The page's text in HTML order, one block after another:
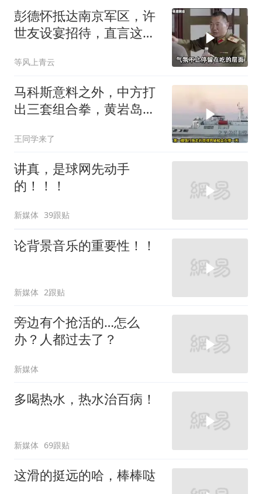
彭德怀抵达南京军区，许
世友设宴招待，直言这是
等风上青云
马科斯意料之外，中方打
出三套组合拳，黄岩岛将
王同学来了
讲真，是球网先动手
的！！！
新媒体 39跟贴
论背景音乐的重要性！！
新媒体 2跟贴
旁边有个抢活的…怎么
办？人都过去了？
新媒体
多喝热水，热水治百病！
新媒体 69跟贴
这滑的挺远的哈，棒棒哒